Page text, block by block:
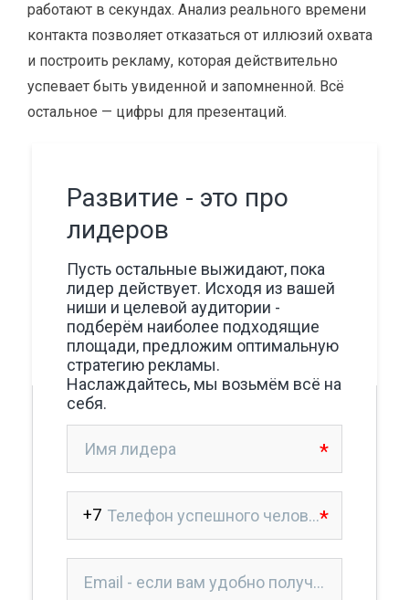
работают в секундах. Анализ реального времени
контакта позволяет отказаться от иллюзий охвата
и построить рекламу, которая действительно
успевает быть увиденной и запомненной. Всё
остальное — цифры для презентаций.